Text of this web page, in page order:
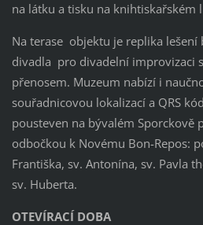
na látku a tisku na knihtiskařském
Na terase objektu je replika
divadla pro divadelní improvizaci
přenosem. Muzeum nabízí i
souřadnicovou lokalizací a QRS
pousteven na bývalém Sporckově
odbočkou k Novému Bon-Repos:
Františka, sv. Antonína, sv. Pavla
sv. Huberta.
OTEVÍRACÍ DOBA